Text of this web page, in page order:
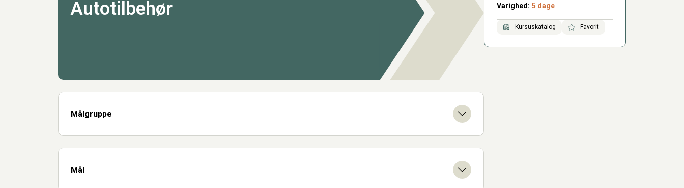
Autotilbehør
Målgruppe
Mål
Varighed: 5 dage
Kursuskatalog Favorit